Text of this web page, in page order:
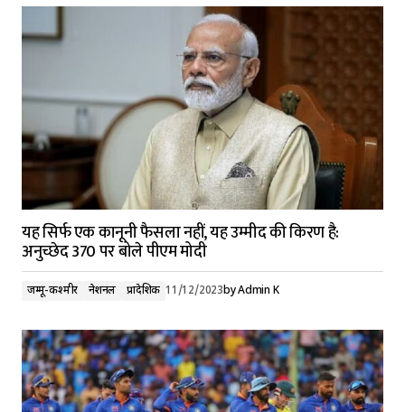
यह सिर्फ एक कानूनी फैसला नहीं, यह उम्मीद की किरण है:
अनुच्छेद 370 पर बोले पीएम मोदी
जम्मू-कश्मीर नेशनल प्रादेशिक 11/12/2023byAdmin K